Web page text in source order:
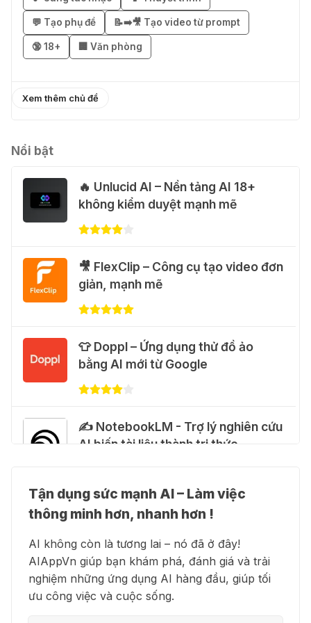
֎ Cách nhận ChatGPT Go 12 tháng
miễn phí
💃 Tạo video AI nhảy múa với Google
Flow Motion Control
31 Thg 07 2026
🐈 Nhận miễn phí 30 video AI + 100
hình ảnh mỗi ngày với Dola.com
31 Thg 07 2026
🎁 Hướng dẫn nhận Google Plus 12
tháng miễn phí
Cảnh báo: Xuất hiện script và
hướng dẫn giả mạo giúp "mở khóa"
🍎 Claude for Teachers – chương
15 Thg 07 2026
🎁 Hướng dẫn nhận ChatGPT
Business miễn phí tháng
💬 Tạo phụ đề 📝➡️🎥 Tạo video từ prompt
🔞 18+ 🏢 Văn phòng
Xem thêm chủ đề
Nổi bật
🔥 Unlucid AI – Nền tảng AI 18+
không kiểm duyệt mạnh mẽ
🎥 FlexClip – Công cụ tạo video đơn
giản, mạnh mẽ
👕 Doppl – Ứng dụng thử đồ ảo
bằng AI mới từ Google
✍️ NotebookLM - Trợ lý nghiên cứu
AI biến tài liệu thành tri thức
👗 Higgsfield AI – Biến ý tưởng
thành phim chất lượng cao
💻 Blackbox AI - Trợ lý lập trình
thông minh
Tận dụng sức mạnh AI – Làm việc
thông minh hơn, nhanh hơn !
AI không còn là tương lai – nó đã ở đây!
AIAppVn giúp bạn khám phá, đánh giá và trải
nghiệm những ứng dụng AI hàng đầu, giúp tối
ưu công việc và cuộc sống.